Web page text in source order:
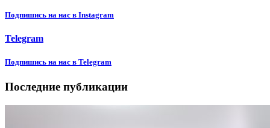
Подпишиcь на нас в Instagram
Telegram
Подпишиcь на нас в Telegram
Последние публикации